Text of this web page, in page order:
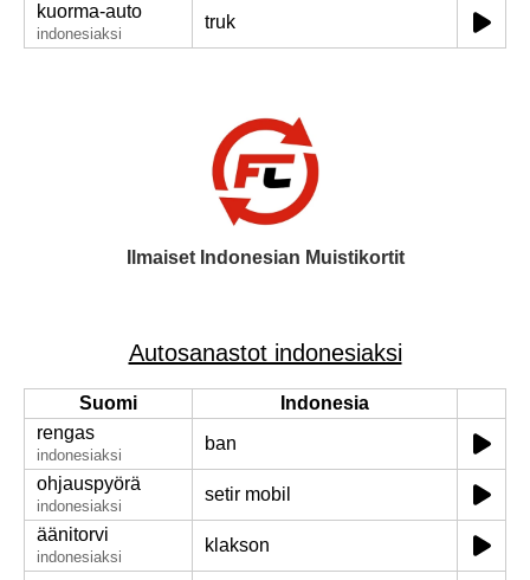
kuorma-auto
indonesiaksi
truk
Ilmaiset Indonesian Muistikortit
Autosanastot indonesiaksi
Suomi
Indonesia
rengas
indonesiaksi
ban
ohjauspyörä
indonesiaksi
setir mobil
äänitorvi
indonesiaksi
klakson